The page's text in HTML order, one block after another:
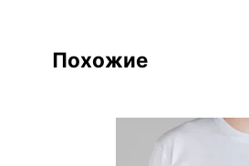
Похожие